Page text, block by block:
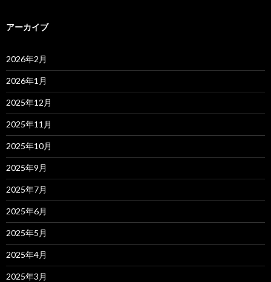
アーカイブ
2026年2月
2026年1月
2025年12月
2025年11月
2025年10月
2025年9月
2025年7月
2025年6月
2025年5月
2025年4月
2025年3月